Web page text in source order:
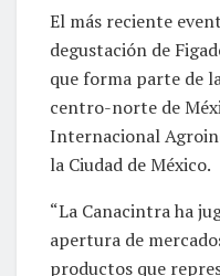
El más reciente
degustación de
que forma parte de
centro-norte de
Internacional
la Ciudad de México.
“La Canacintra ha
apertura de
productos que